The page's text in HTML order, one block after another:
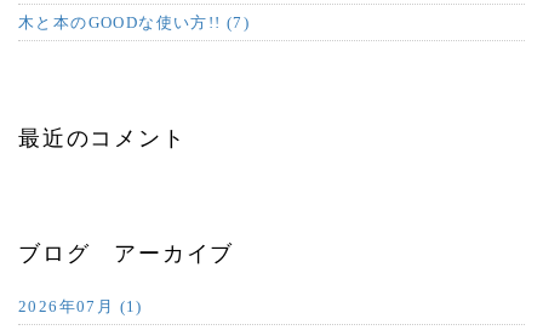
木と本のGOODな使い方!! (7)
最近のコメント
ブログ アーカイブ
2026年07月 (1)